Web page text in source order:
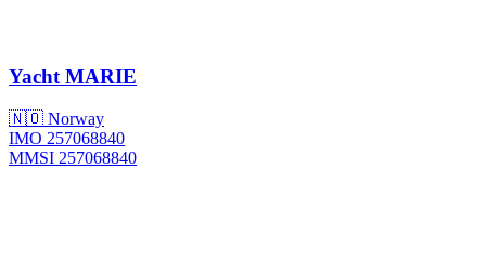
YachtMARIE
🇳🇴 Norway
IMO 257068840
MMSI 257068840